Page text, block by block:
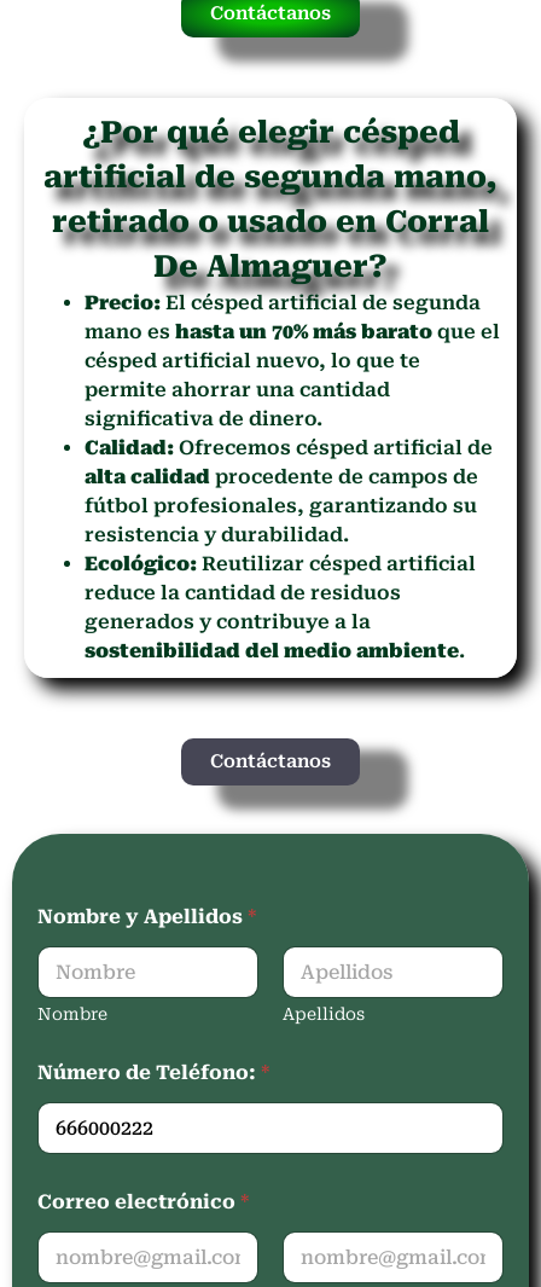
Contáctanos
¿Por qué elegir césped
artificial de segunda mano,
retirado o usado en Corral
De Almaguer?
Precio: El césped artificial de segunda
mano es hasta un 70% más barato que el
césped artificial nuevo, lo que te
permite ahorrar una cantidad
significativa de dinero.
Calidad: Ofrecemos césped artificial de
alta calidad procedente de campos de
fútbol profesionales, garantizando su
resistencia y durabilidad.
Ecológico: Reutilizar césped artificial
reduce la cantidad de residuos
generados y contribuye a la
sostenibilidad del medio ambiente.
Contáctanos
Nombre y Apellidos *
Nombre Apellidos
Número de Teléfono: *
Correo electrónico *